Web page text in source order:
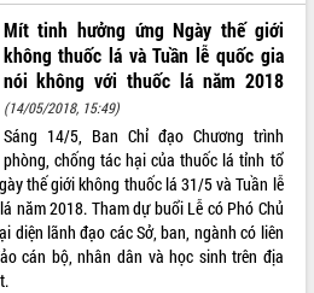
Mít tinh hưởng ứng Ngày thế giới
không thuốc lá và Tuần lễ quốc gia
nói không với thuốc lá năm 2018
(14/05/2018, 15:49)
Sáng 14/5, Ban Chỉ đạo Chương trình
phòng, chống tác hại của thuốc lá tỉnh tổ
thế giới không thuốc lá 31/5 và Tuần lễ
năm 2018. Tham dự buổi Lễ có Phó Chủ
diện lãnh đạo các Sở, ban, ngành có liên
cán bộ, nhân dân và học sinh trên địa